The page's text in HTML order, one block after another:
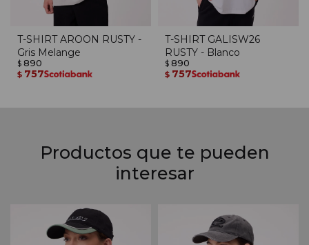
T-SHIRT AROON RUSTY -
Gris Melange
$ 890
$ 757
T-SHIRT GALISW26
RUSTY - Blanco
$ 890
$ 757
Productos que te pueden
interesar